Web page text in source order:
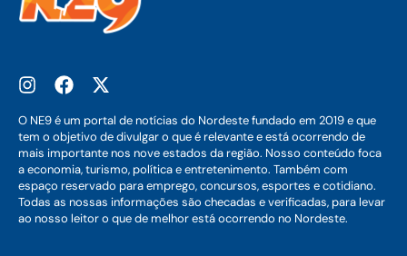
O NE9 é um portal de notícias do Nordeste fundado em 2019 e que
tem o objetivo de divulgar o que é relevante e está ocorrendo de
mais importante nos nove estados da região. Nosso conteúdo foca
a economia, turismo, política e entretenimento. Também com
espaço reservado para emprego, concursos, esportes e cotidiano.
Todas as nossas informações são checadas e verificadas, para levar
ao nosso leitor o que de melhor está ocorrendo no Nordeste.